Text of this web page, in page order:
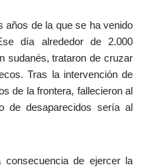
años de la que se ha venido
día alrededor de 2.000
sudanés, trataron de cruzar
Tras la intervención de
de la frontera, fallecieron al
de desaparecidos sería al
de ejercer la